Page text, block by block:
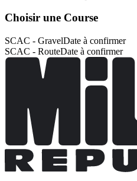
Choisir une Course
SCAC - GravelDate à confirmer
SCAC - RouteDate à confirmer